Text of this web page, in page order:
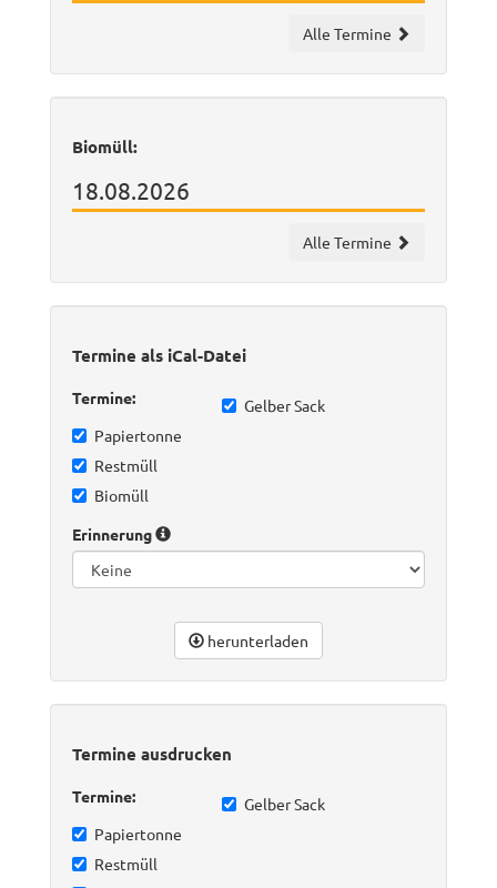
Alle Termine
Biomüll:
18.08.2026
Alle Termine
Termine als iCal-Datei
Termine:
Gelber Sack
Papiertonne
Restmüll
Biomüll
Erinnerung
herunterladen
Termine ausdrucken
Termine:
Gelber Sack
Papiertonne
Restmüll